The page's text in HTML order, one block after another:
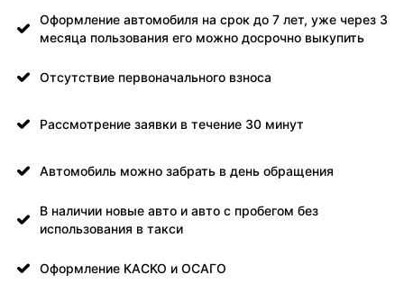
Оформление автомобиля на срок до 7 лет, уже через 3
месяца пользования его можно досрочно выкупить
Отсутствие первоначального взноса
Рассмотрение заявки в течение 30 минут
Автомобиль можно забрать в день обращения
В наличии новые авто и авто с пробегом без
использования в такси
Оформление КАСКО и ОСАГО